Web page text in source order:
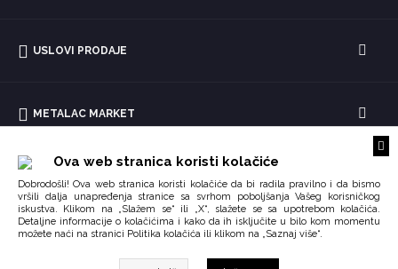
Ova web stranica koristi kolačiće
Dobrodošli! Ova web stranica koristi kolačiće da bi radila pravilno i da bismo
vršili dalja unapređenja stranice sa svrhom poboljšanja Vašeg korisničkog
iskustva. Klikom na „Slažem se“ ili „X“, slažete se sa upotrebom kolačića.
Detaljne informacije o kolačićima i kako da ih isključite u bilo kom momentu
možete naći na stranici Politika kolačića ili klikom na „Saznaj više“.
USLOVI PRODAJE
METALAC MARKET